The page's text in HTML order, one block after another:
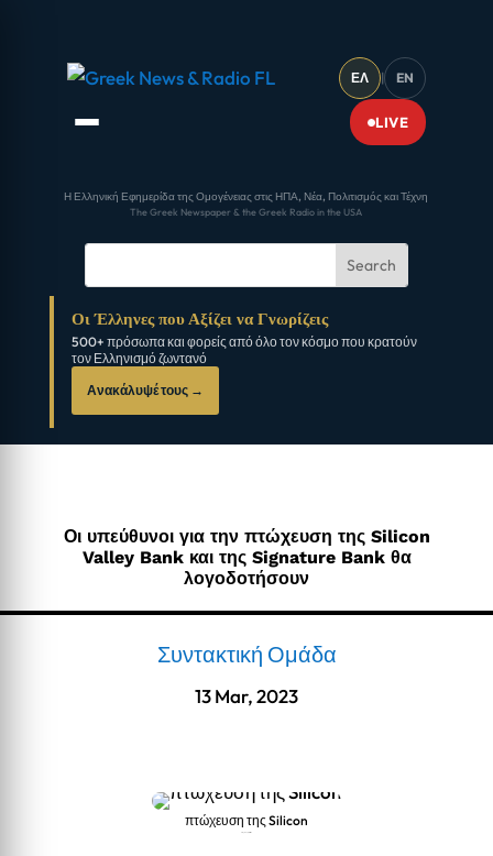
ΕΛ | EN
LIVE
Η Ελληνική Εφημερίδα της Ομογένειας στις ΗΠΑ, Νέα, Πολιτισμός και Τέχνη
The Greek Newspaper & the Greek Radio in the USA
Οι Έλληνες που Αξίζει να Γνωρίζεις
500+ πρόσωπα και φορείς από όλο τον κόσμο που κρατούν
τον Ελληνισμό ζωντανό
Ανακάλυψέ τους →
Οι υπεύθυνοι για την πτώχευση της Silicon
Valley Bank και της Signature Bank θα
λογοδοτήσουν
Συντακτική Ομάδα
13 Mar, 2023
πτώχευση της Silicon